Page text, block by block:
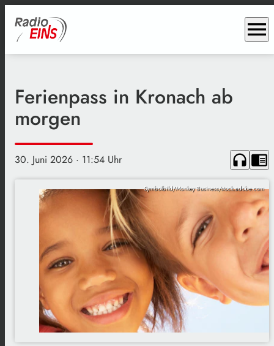
menu
Ferienpass in Kronach ab
morgen
30. Juni 2026 · 11:54 Uhr headphones chrome_reader_mode
Symbolbild/Monkey Business/stock.adobe.com